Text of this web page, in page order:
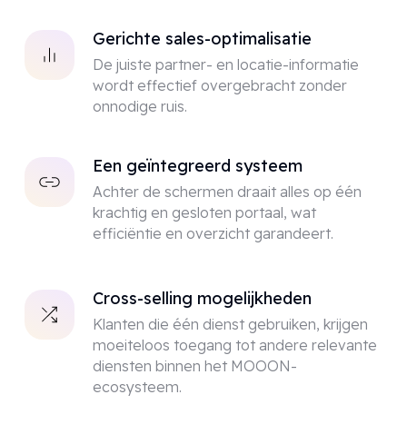
Gerichte sales-optimalisatie
De juiste partner- en locatie-informatie
wordt effectief overgebracht zonder
onnodige ruis.
Een geïntegreerd systeem
Achter de schermen draait alles op één
krachtig en gesloten portaal, wat
efficiëntie en overzicht garandeert.
Cross-selling mogelijkheden
Klanten die één dienst gebruiken, krijgen
moeiteloos toegang tot andere relevante
diensten binnen het MOOON-
ecosysteem.